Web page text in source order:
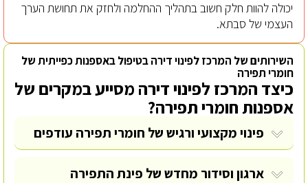
יכולה להוות חלק חשוב בתהליך ההחלמה ולחזק את תחושת הערך
העצמי של סבתא.
השירותים של המרכז לפינוי דירה בטיפול באספנות כפייתית של
חומרי תפירה
כיצד המרכז לפינוי דירה מסייע במקרים של
אספנות חומרי תפירה?
פינוי מקצועי ורגיש של חומרי תפירה עודפים
ארגון וסידור מחדש של פינת התפירה